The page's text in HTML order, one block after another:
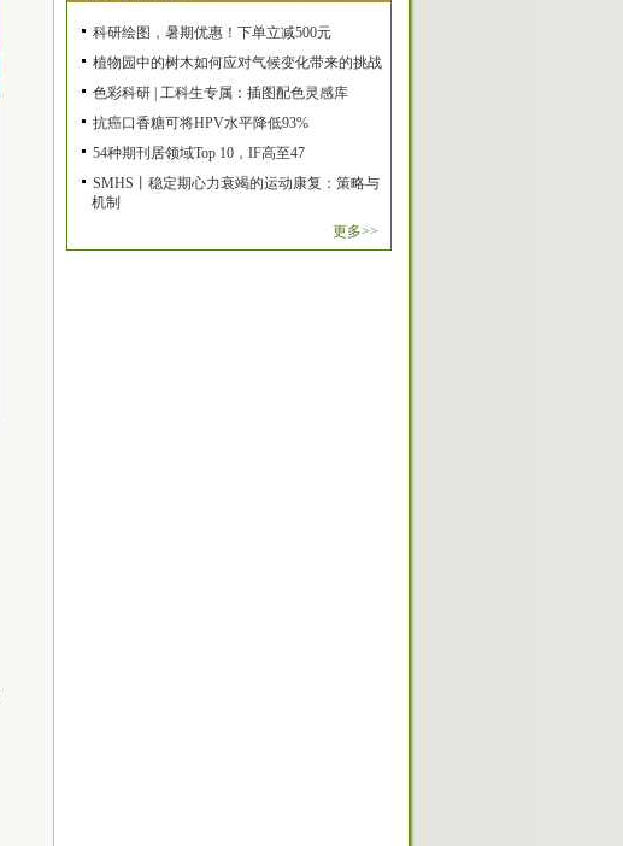
科研绘图，暑期优惠！下单立减500元
植物园中的树木如何应对气候变化带来的挑战
色彩科研 | 工科生专属：插图配色灵感库
抗癌口香糖可将HPV水平降低93%
54种期刊居领域Top 10，IF高至47
SMHS丨稳定期心力衰竭的运动康复：策略与
机制
更多>>